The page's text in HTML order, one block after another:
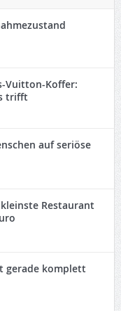
Vuitton-Koffer:
trifft
auf seriöse
Restaurant
gerade komplett